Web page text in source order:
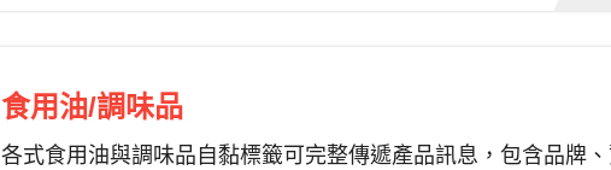
食用油/調味品
各式食用油與調味品自黏標籤可完整傳遞產品訊息，包含品牌